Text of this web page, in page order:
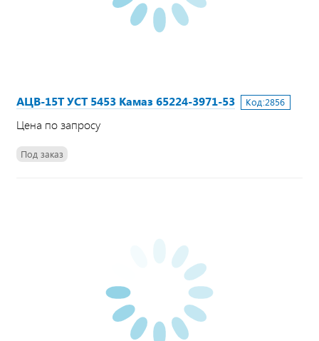
АЦВ-15Т УСТ 5453 Камаз 65224-3971-53 Код:2856
Цена по запросу
Под заказ